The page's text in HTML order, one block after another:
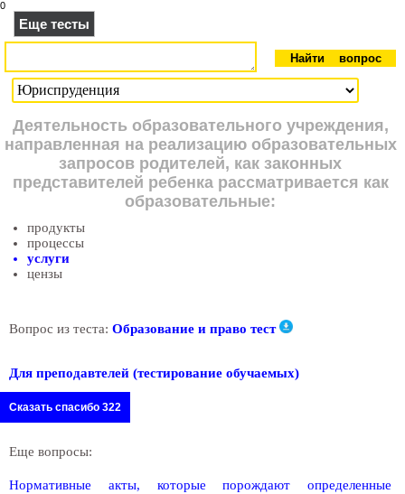
0
Еще тесты
Деятельность образовательного учреждения,
направленная на реализацию образовательных
запросов родителей, как законных
представителей ребенка рассматривается как
образовательные:
продукты
процессы
услуги
цензы
Вопрос из теста: Образование и право тест
Для преподавтелей (тестирование обучаемых)
Сказать спасибо 322
Еще вопросы:
Нормативные акты, которые порождают определенные